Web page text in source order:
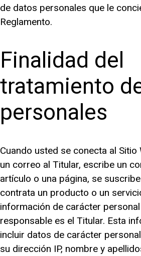
de datos personales que le
Reglamento.
Finalidad del
tratamiento
personales
Cuando usted se conecta al Sitio
un correo al Titular, escribe un
artículo o una página, se
contrata un producto o un
información de carácter
responsable es el Titular. Esta
incluir datos de carácter
su dirección IP, nombre y